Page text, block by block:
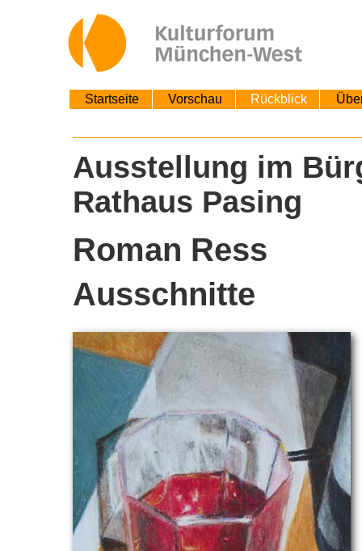
Ausstellung im
Rathaus Pasing
Roman Ress
Ausschnitte
Startseite Vorschau Rückblick